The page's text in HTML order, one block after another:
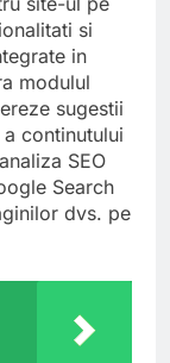
si
in
modulul
sugestii
continutului
SEO
Search
dvs. pe